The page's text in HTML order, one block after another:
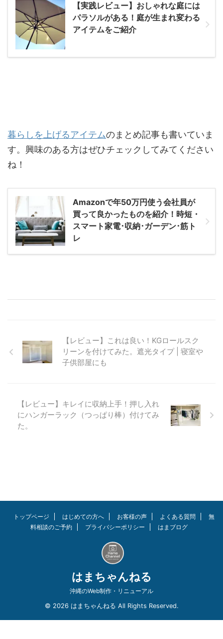
【実践レビュー】おしゃれな庭には
パラソルがある！庭が生まれ変わる
アイテムをご紹介
暮らしを上げるアイテムのまとめ記事も書いていま
す。興味のある方はぜひチェックしてみてください
ね！
Amazonで年50万円使う会社員が
買って良かったものを紹介！時短・
スマート家電･収納･ガーデン･筋ト
レ
【レビュー】これは良い！KGロールスク
リーンを付けてみた。遮光タイプ | 寝室や
子供部屋にも
【レビュー】キレイに収納上手！押し入れ
にハンガーラック（つっぱり棒）付けてみ
た。
トップページ はじめての方へ お客様の声 よくある質問
無
料相談のご予約
プライバシーポリシー はまブログ
はまちゃんねる
沖縄のWeb制作・リニューアル
© 2026 はまちゃんねる All Rights Reserved.